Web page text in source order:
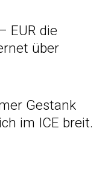
EUR die
über
Gestank
im ICE breit.